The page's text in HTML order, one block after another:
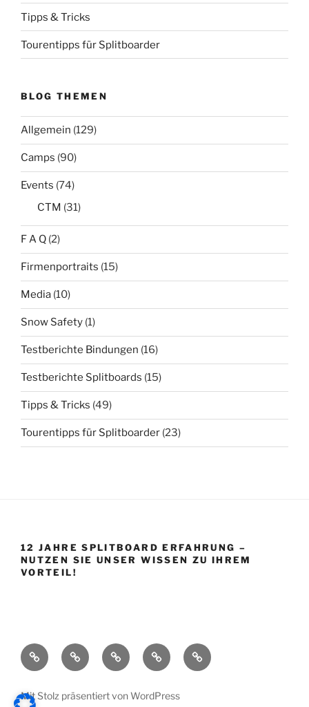
Tipps & Tricks
Tourentipps für Splitboarder
BLOG THEMEN
Allgemein (129)
Camps (90)
Events (74)
CTM (31)
F A Q (2)
Firmenportraits (15)
Media (10)
Snow Safety (1)
Testberichte Bindungen (16)
Testberichte Splitboards (15)
Tipps & Tricks (49)
Tourentipps für Splitboarder (23)
12 JAHRE SPLITBOARD ERFAHRUNG –
NUTZEN SIE UNSER WISSEN ZU IHREM
VORTEIL!
StartseiteShop
Splitboard
Base
Über
uns
Impressum
Mit Stolz präsentiert von WordPress